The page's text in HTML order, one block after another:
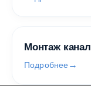
Монтаж
Подробнее